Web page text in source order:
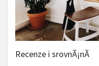
Recenze i srovnÃ¡nÃ­